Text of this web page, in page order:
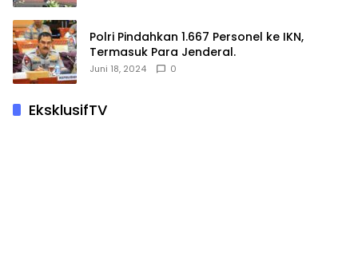
Polri Pindahkan 1.667 Personel ke IKN,
Termasuk Para Jenderal.
Juni 18, 2024 0
EksklusifTV